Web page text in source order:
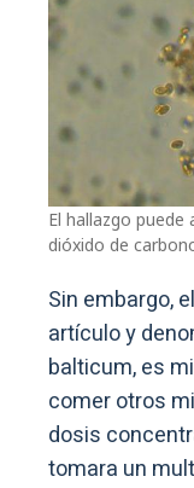
El hallazgo puede
dióxido de
Sin embargo,
artículo y
balticum, es
comer otros
dosis
tomara un